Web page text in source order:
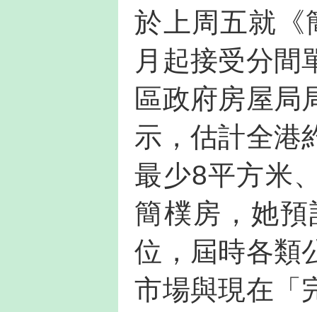
於上周五就《
月起接受分間
區政府房屋局
示，估計全港
最少8平方米
簡樸房，她
位，屆時各類
市場與現在「